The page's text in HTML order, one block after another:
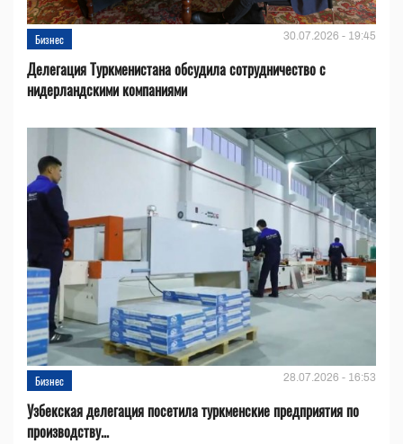
Бизнес 30.07.2026 - 19:45
Делегация Туркменистана обсудила сотрудничество с
нидерландскими компаниями
Бизнес 28.07.2026 - 16:53
Узбекская делегация посетила туркменские предприятия по
производству...